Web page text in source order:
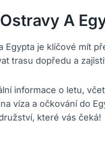
A
Egypta je klíčové mít
trasu dopředu a
informace o letu,
víza a očkování do
které vás čeká!